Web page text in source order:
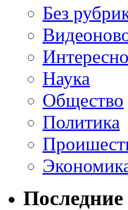
Без
Наука
Общество
Политика
Последние